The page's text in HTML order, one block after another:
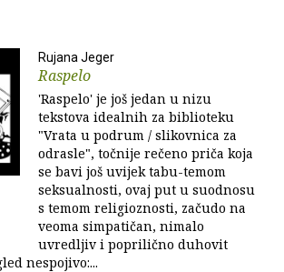
Rujana Jeger
Raspelo
'Raspelo' je još jedan u nizu
tekstova idealnih za biblioteku
"Vrata u podrum / slikovnica za
odrasle", točnije rečeno priča koja
se bavi još uvijek tabu-temom
seksualnosti, ovaj put u suodnosu
s temom religioznosti, začudo na
veoma simpatičan, nimalo
uvredljiv i poprilično duhovit
nespojivo:...